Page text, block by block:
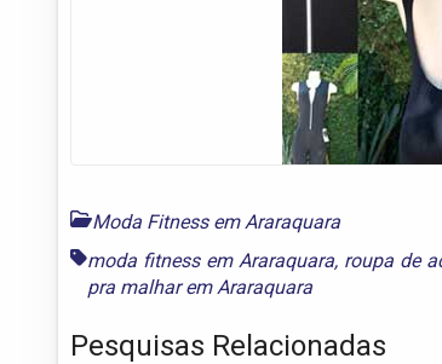
Moda Fitness em Araraquara
moda fitness em Araraquara, roupa de
pra malhar em Araraquara
Pesquisas Relacionadas